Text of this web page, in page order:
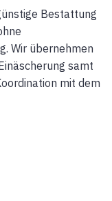
Bestattung
Wir übernehmen
samt
mit dem